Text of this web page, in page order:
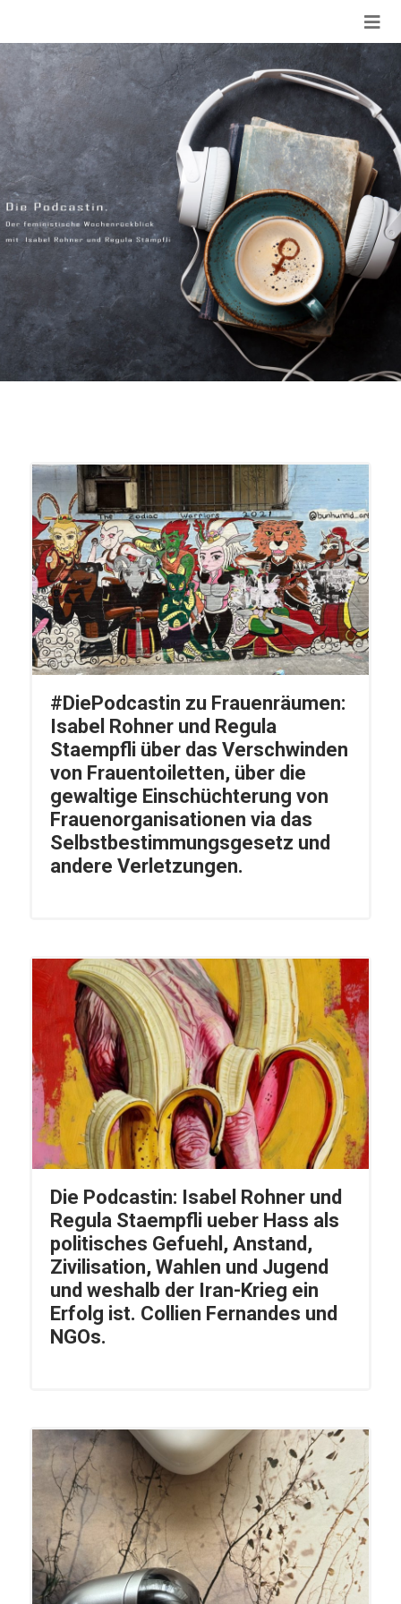
#DiePodcastin zu Frauenräumen:
Isabel Rohner und Regula
Staempfli über das Verschwinden
von Frauentoiletten, über die
gewaltige Einschüchterung von
Frauenorganisationen via das
Selbstbestimmungsgesetz und
andere Verletzungen.
Die Podcastin: Isabel Rohner und
Regula Staempfli ueber Hass als
politisches Gefuehl, Anstand,
Zivilisation, Wahlen und Jugend
und weshalb der Iran-Krieg ein
Erfolg ist. Collien Fernandes und
NGOs.